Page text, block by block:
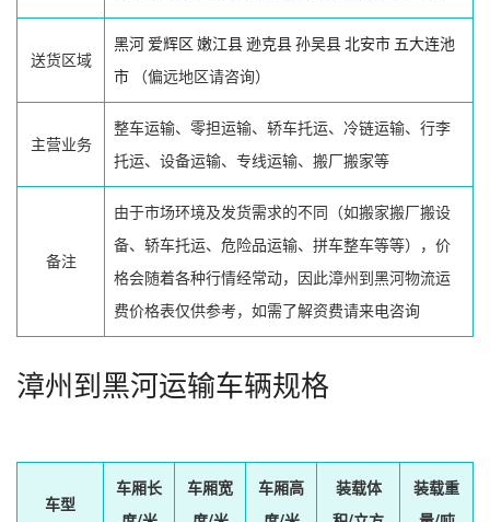
送货区域
黑河 爱辉区 嫩江县逊克县孙吴县北安市 五大连池
市 （偏远地区请咨询）
主营业务
整车运输、零担运输、轿车托运、冷链运输、行李
托运、设备运输、专线运输、搬厂搬家等
备注
由于市场环境及发货需求的不同（如搬家搬厂搬设
备、轿车托运、危险品运输、拼车整车等等），价
格会随着各种行情经常动，因此漳州到黑河物流运
费价格表仅供参考，如需了解资费请来电咨询
漳州到黑河运输车辆规格
车型
车厢长
车厢宽
车厢高
装载体
装载重